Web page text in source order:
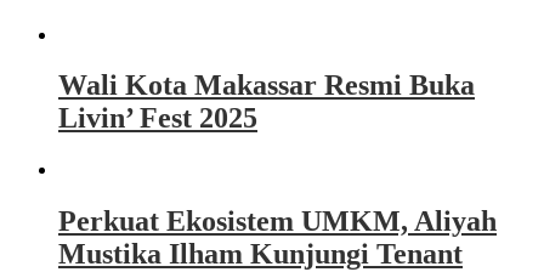
Wali Kota Makassar Resmi Buka
Livin’ Fest 2025
Perkuat Ekosistem UMKM, Aliyah
Mustika Ilham Kunjungi Tenant